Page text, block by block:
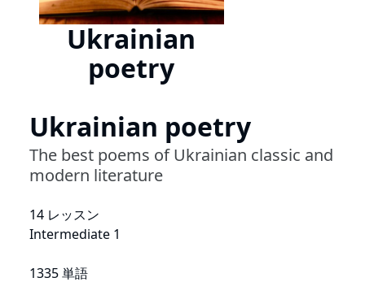
Ukrainian
poetry
Ukrainian poetry
The best poems of Ukrainian classic and
modern literature
14 レッスン
Intermediate 1
1335 単語